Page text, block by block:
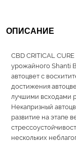
ОПИСАНИЕ
CBD CRITICAL
урожайного Shanti
автоцвет с
достижения
лучшими всходами
Некапризный
развитие на этапе
нескольких